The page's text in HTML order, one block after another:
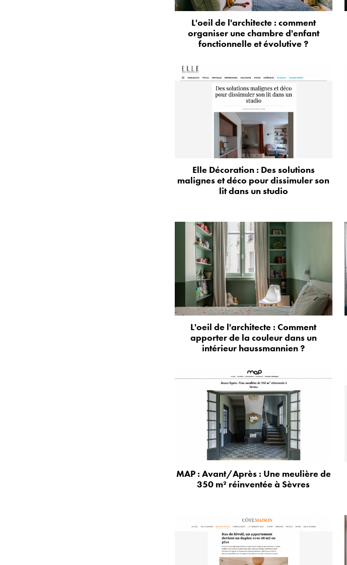
L'oeil de l'architecte : comment
organiser une chambre d'enfant
fonctionnelle et évolutive ?
Elle Décoration : Des solutions
malignes et déco pour dissimuler son
lit dans un studio
L'oeil de l'architecte : Comment
apporter de la couleur dans un
intérieur haussmannien ?
MAP : Avant/Après : Une meulière de
350 m² réinventée à Sèvres